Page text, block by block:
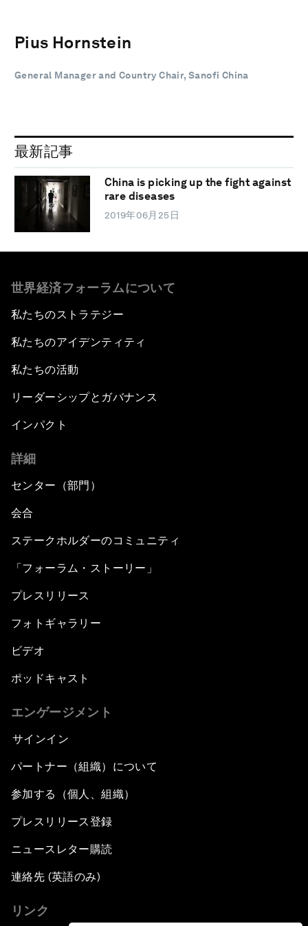
Pius Hornstein
General Manager and Country Chair, Sanofi China
最新記事
China is picking up the fight against
rare diseases
2019年06月25日
世界経済フォーラムについて
私たちのストラテジー
私たちのアイデンティティ
私たちの活動
リーダーシップとガバナンス
インパクト
詳細
センター（部門）
会合
ステークホルダーのコミュニティ
「フォーラム・ストーリー」
プレスリリース
フォトギャラリー
ビデオ
ポッドキャスト
エンゲージメント
サインイン
パートナー（組織）について
参加する（個人、組織）
プレスリリース登録
ニュースレター購読
連絡先 (英語のみ)
リンク